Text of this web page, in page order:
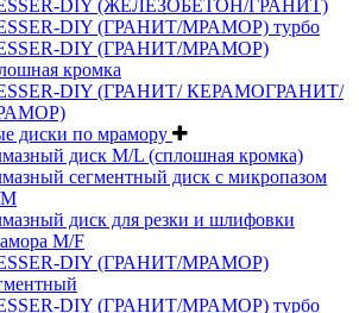
DIY (ЖЕЛЕЗОБЕТОН/ГРАНИТ)
DIY (ГРАНИТ/МРАМОР) турбо
DIY (ГРАНИТ/МРАМОР)
кромка
DIY (ГРАНИТ/ КЕРАМОГРАНИТ/
диски по мрамору
диск M/L (сплошная кромка)
сегментный диск с микропазом
диск для резки и шлифовки
M/F
DIY (ГРАНИТ/МРАМОР)
DIY (ГРАНИТ/МРАМОР) турбо